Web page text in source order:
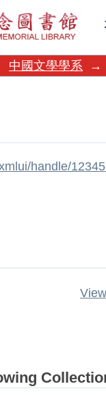
中國文學學系 →
handle/